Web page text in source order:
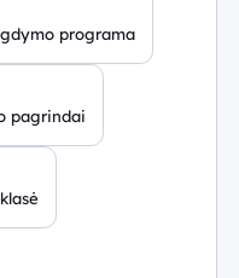
programa
pagrindai